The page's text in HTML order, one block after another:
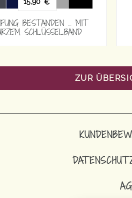
PRÜFUNG BESTANDEN
KURZEM
ZUR